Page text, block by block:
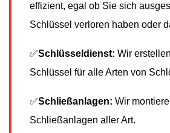
effizient, egal ob Sie sich
Schlüssel verloren haben oder
✅Schlüsseldienst: Wir
Schlüssel für alle Arten von
✅Schließanlagen: Wir
Schließanlagen aller Art.